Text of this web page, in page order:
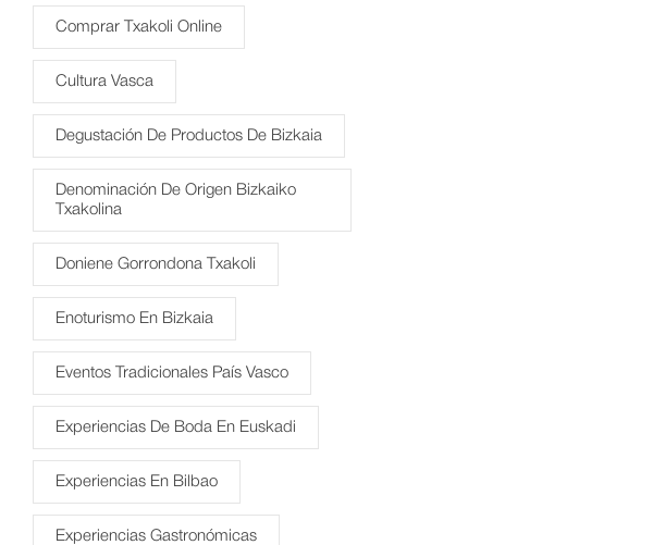
Comprar Txakoli Online
Cultura Vasca
Degustación De Productos De Bizkaia
Denominación De Origen Bizkaiko
Txakolina
Doniene Gorrondona Txakoli
Enoturismo En Bizkaia
Eventos Tradicionales País Vasco
Experiencias De Boda En Euskadi
Experiencias En Bilbao
Experiencias Gastronómicas